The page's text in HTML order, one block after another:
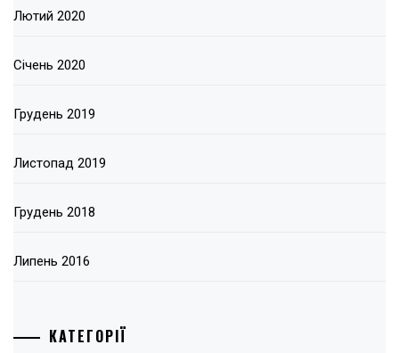
Лютий 2020
Січень 2020
Грудень 2019
Листопад 2019
Грудень 2018
Липень 2016
КАТЕГОРІЇ